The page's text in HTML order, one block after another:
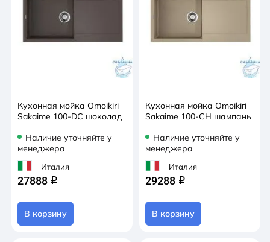
Кухонная мойка Omoikiri
Sakaime 100-DC шоколад
Наличие уточняйте у
менеджера
Италия
27888 q
В корзину
Кухонная мойка Omoikiri
Sakaime 100-CH шампань
Наличие уточняйте у
менеджера
Италия
29288 q
В корзину